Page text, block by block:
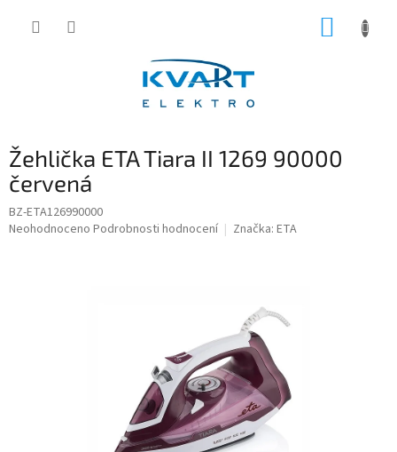
Žehlička ETA Tiara II 1269 90000
červená
BZ-ETA126990000
Průměrné
Neohodnoceno Podrobnosti hodnocení Značka: ETA